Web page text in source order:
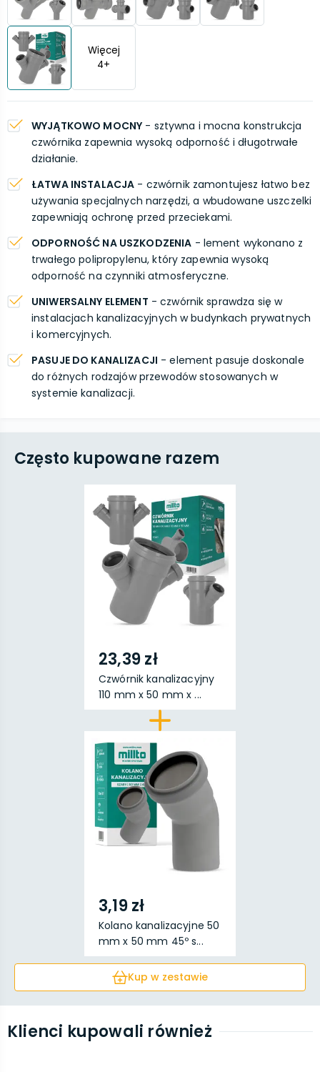
Więcej
4+
WYJĄTKOWO MOCNY - sztywna i mocna konstrukcja
czwórnika zapewnia wysoką odporność i długotrwałe
działanie.
ŁATWA INSTALACJA - czwórnik zamontujesz łatwo bez
używania specjalnych narzędzi, a wbudowane uszczelki
zapewniają ochronę przed przeciekami.
ODPORNOŚĆ NA USZKODZENIA - lement wykonano z
trwałego polipropylenu, który zapewnia wysoką
odporność na czynniki atmosferyczne.
UNIWERSALNY ELEMENT - czwórnik sprawdza się w
instalacjach kanalizacyjnych w budynkach prywatnych
i komercyjnych.
PASUJE DO KANALIZACJI - element pasuje doskonale
do różnych rodzajów przewodów stosowanych w
systemie kanalizacji.
Często kupowane razem
23,39 zł
Czwórnik kanalizacyjny
110 mm x 50 mm x ...
3,19 zł
Kolano kanalizacyjne 50
mm x 50 mm 45º s...
Kup w zestawie
Klienci kupowali również